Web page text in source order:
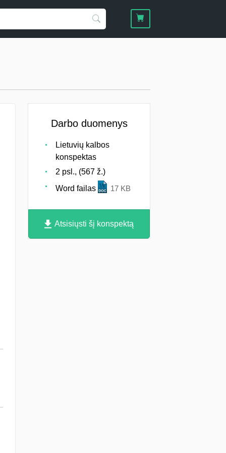
Darbo duomenys
Lietuvių kalbos
konspektas
2 psl., (567 ž.)
Word failas
17 KB
Atsisiųsti šį konspektą